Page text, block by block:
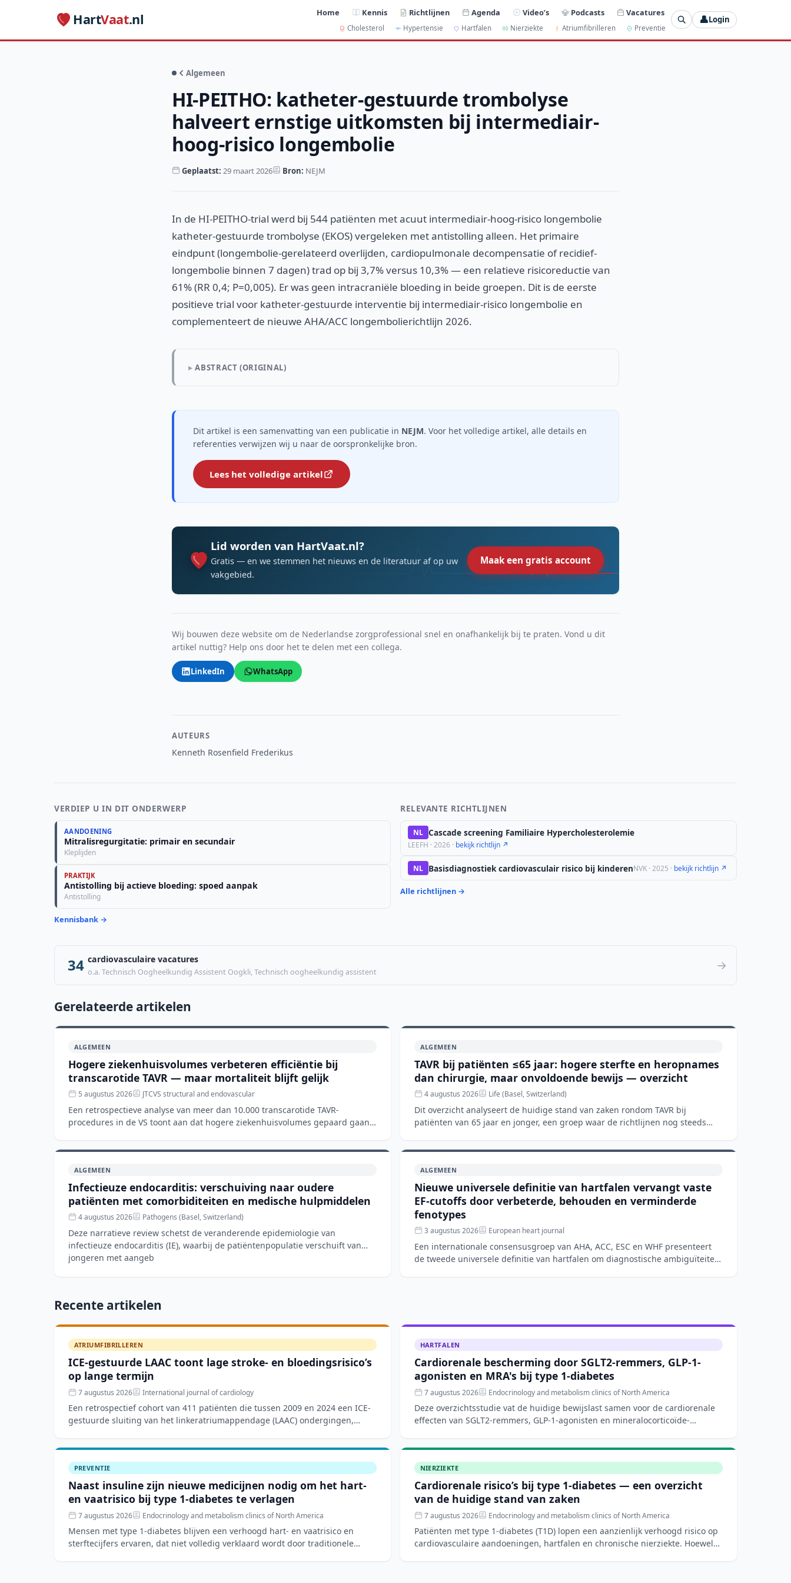
HartVaat.nl Home Kennis Richtlijnen Agenda Video’s Podcasts Vacatures
Cholesterol Hypertensie Hartfalen Nierziekte Atriumfibrilleren Preventie
👤Login
Algemeen
HI-PEITHO: katheter-gestuurde trombolyse
halveert ernstige uitkomsten bij intermediair-
hoog-risico longembolie
Geplaatst: 29 maart 2026 Bron: NEJM
In de HI-PEITHO-trial werd bij 544 patiënten met acuut intermediair-hoog-risico longembolie
katheter-gestuurde trombolyse (EKOS) vergeleken met antistolling alleen. Het primaire
eindpunt (longembolie-gerelateerd overlijden, cardiopulmonale decompensatie of recidief-
longembolie binnen 7 dagen) trad op bij 3,7% versus 10,3% — een relatieve risicoreductie van
61% (RR 0,4; P=0,005). Er was geen intracraniële bloeding in beide groepen. Dit is de eerste
positieve trial voor katheter-gestuurde interventie bij intermediair-risico longembolie en
complementeert de nieuwe AHA/ACC longembolierichtlijn 2026.
ABSTRACT (ORIGINAL)
Dit artikel is een samenvatting van een publicatie in NEJM. Voor het volledige artikel, alle details en
referenties verwijzen wij u naar de oorspronkelijke bron.
Lees het volledige artikel
Lid worden van HartVaat.nl?
Gratis — en we stemmen het nieuws en de literatuur af op uw
vakgebied.
Maak een gratis account
Wij bouwen deze website om de Nederlandse zorgprofessional snel en onafhankelijk bij te praten. Vond u dit
artikel nuttig? Help ons door het te delen met een collega.
LinkedIn WhatsApp
AUTEURS
Kenneth Rosenfield Frederikus
VERDIEP U IN DIT ONDERWERP
AANDOENING
Mitralisregurgitatie: primair en secundair
Kleplijden
PRAKTIJK
Antistolling bij actieve bloeding: spoed aanpak
Antistolling
Kennisbank →
RELEVANTE RICHTLIJNEN
NL Cascade screening Familiaire Hypercholesterolemie
LEEFH · 2026 · bekijk richtlijn ↗
NL Basisdiagnostiek cardiovasculair risico bij kinderenNVK · 2025 · bekijk richtlijn ↗
Alle richtlijnen →
34 cardiovasculaire vacatures
o.a. Technisch Oogheelkundig Assistent Oogkli, Technisch oogheelkundig assistent →
Gerelateerde artikelen
ALGEMEEN
Hogere ziekenhuisvolumes verbeteren efficiëntie bij
transcarotide TAVR — maar mortaliteit blijft gelijk
5 augustus 2026 JTCVS structural and endovascular
Een retrospectieve analyse van meer dan 10.000 transcarotide TAVR-
procedures in de VS toont aan dat hogere ziekenhuisvolumes gepaard gaan
ALGEMEEN
TAVR bij patiënten ≤65 jaar: hogere sterfte en heropnames
dan chirurgie, maar onvoldoende bewijs — overzicht
4 augustus 2026 Life (Basel, Switzerland)
Dit overzicht analyseert de huidige stand van zaken rondom TAVR bij
patiënten van 65 jaar en jonger, een groep waar de richtlijnen nog steeds
ALGEMEEN
Infectieuze endocarditis: verschuiving naar oudere
patiënten met comorbiditeiten en medische hulpmiddelen
4 augustus 2026 Pathogens (Basel, Switzerland)
Deze narratieve review schetst de veranderende epidemiologie van
infectieuze endocarditis (IE), waarbij de patiëntenpopulatie verschuift van
jongeren met aangeb
ALGEMEEN
Nieuwe universele definitie van hartfalen vervangt vaste
EF-cutoffs door verbeterde, behouden en verminderde
fenotypes
3 augustus 2026 European heart journal
Een internationale consensusgroep van AHA, ACC, ESC en WHF presenteert
de tweede universele definitie van hartfalen om diagnostische ambiguïteiten
Recente artikelen
ATRIUMFIBRILLEREN
ICE-gestuurde LAAC toont lage stroke- en bloedingsrisico’s
op lange termijn
7 augustus 2026 International journal of cardiology
Een retrospectief cohort van 411 patiënten die tussen 2009 en 2024 een ICE-
gestuurde sluiting van het linkeratriumappendage (LAAC) ondergingen,
HARTFALEN
Cardiorenale bescherming door SGLT2-remmers, GLP-1-
agonisten en MRA's bij type 1-diabetes
7 augustus 2026 Endocrinology and metabolism clinics of North America
Deze overzichtsstudie vat de huidige bewijslast samen voor de cardiorenale
effecten van SGLT2-remmers, GLP-1-agonisten en mineralocorticoïde-
PREVENTIE
Naast insuline zijn nieuwe medicijnen nodig om het hart-
en vaatrisico bij type 1-diabetes te verlagen
7 augustus 2026 Endocrinology and metabolism clinics of North America
Mensen met type 1-diabetes blijven een verhoogd hart- en vaatrisico en
sterftecijfers ervaren, dat niet volledig verklaard wordt door traditionele
NIERZIEKTE
Cardiorenale risico’s bij type 1-diabetes — een overzicht
van de huidige stand van zaken
7 augustus 2026 Endocrinology and metabolism clinics of North America
Patiënten met type 1-diabetes (T1D) lopen een aanzienlijk verhoogd risico op
cardiovasculaire aandoeningen, hartfalen en chronische nierziekte. Hoewel